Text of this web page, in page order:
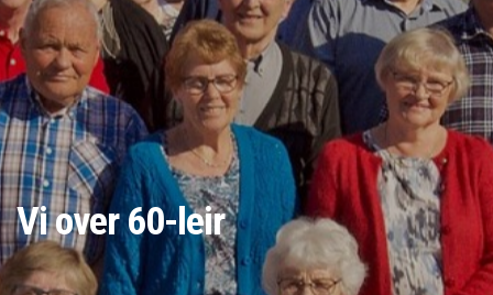
Vi over 60-leir